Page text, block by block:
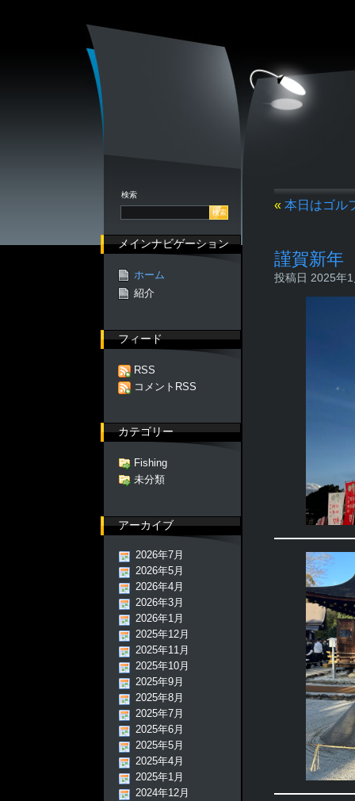
« 本日はゴル
謹賀新年
投稿日 2025年
検索
メインナビゲーション
ホーム
紹介
フィード
RSS
コメントRSS
カテゴリー
Fishing
未分類
アーカイブ
2026年7月
2026年5月
2026年4月
2026年3月
2026年1月
2025年12月
2025年11月
2025年10月
2025年9月
2025年8月
2025年7月
2025年6月
2025年5月
2025年4月
2025年1月
2024年12月